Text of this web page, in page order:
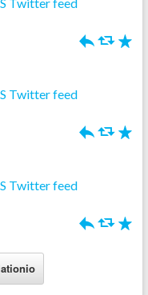
h J R
Twitter feed
h J R
Twitter feed
h J R